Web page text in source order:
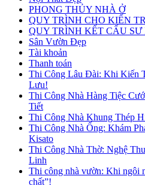
PHONG THỦY NHÀ Ở
QUY TRÌNH CHO KIẾN
QUY TRÌNH KẾT CẤU SƯ
Sân Vườn Đẹp
Tài khoản
Thanh toán
Thi Công Lâu Đài: Khi Kiến
Lưu!
Thi Công Nhà Hàng Tiệc
Tiết
Thi Công Nhà Khung Thép
Thi Công Nhà Ống: Khám
Kisato
Thi Công Nhà Thờ: Nghệ
Linh
Thi công nhà vườn: Khi ngôi
chất”!